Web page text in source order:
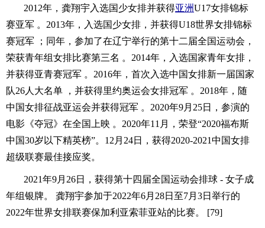
2012年，龚翔宇入选国少女排并获得亚洲U17女排锦标
赛亚军 。2013年，入选国少女排，并获得U18世界女排锦标
赛冠军 ；同年，参加了在辽宁举行的第十二届全国运动会，
荣获青年组女排比赛第三名 。2014年，入选国家青年女排，
并获得亚青赛冠军 。2016年，首次入选中国女排新一届国家
队26人大名单 ，并获得里约奥运会女排冠军 。2018年，随
中国女排征战亚运会并获得冠军 。2020年9月25日，参演的
电影《夺冠》在全国上映 。2020年11月，荣登“2020福布斯
中国30岁以下精英榜”。12月24日，获得2020-2021中国女排
超级联赛最佳接应奖。
2021年9月26日，获得第十四届全国运动会排球 - 女子成
年组银牌。 龚翔宇参加于2022年6月28日至7月3日举行的
2022年世界女排联赛保加利亚索菲亚站的比赛。 [79]